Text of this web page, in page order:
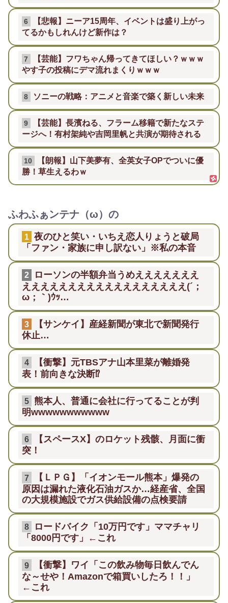
6
【悲報】ニーア15周年、イベントは盛り上がっ
てるかもしれんけど新作は？
7
【芸能】フワちゃん帰ってきてほしい？ｗｗｗ
やす子の投稿にデマ流れまくりｗｗｗ
8 ソニーの戦略：アニメと音楽で築く新しい未来
9
【芸能】長濱ねる、フラーム移籍で新たなステ
ージへ！有村架純や吉岡里帆と共演が期待される
10
【朗報】山下美夢有、全英女子OPでついに優
勝！草生えるわｗ
ふわふぁンテナ（ω）の
1 夜のひと笑い・いちえ恋人りょうと破局
「ファン・家族に申し訳ない」※私の本音
2
ローソンの半額弁当うめえええええええ
ええええええええええええええええええ(´；
ω；｀)ｳｯ…
3
【サンケイ】産経新聞が東北で新聞発行
休止…
4
【衝撃】元TBSアナ山本里菜が離婚発
表！前向きな決断⁉
5
熊本人、普通に会社に行ってることが判
明wwwwwwwwwww
6
【スペースX】のロケット残骸、月面に衝
突！
7
【ＬＰＧ】「イオンモール熊本」爆発の
原因は漏れた液化石油ガスか…経産省、全国
の大規模施設でガス供給設備の点検要請
8
ロードバイク「10万円です」ママチャリ
「8000円です」←これ
9
【衝撃】ワイ「この飲み物毎日飲んでん
な～せや！Amazonで箱買いしたろ！！」
←これ